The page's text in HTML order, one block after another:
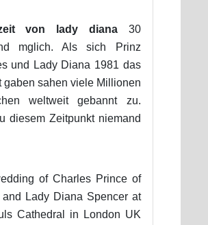
von lady diana30
mglich. Als sich Prinz
und Lady Diana 1981 das
gaben sahen viele Millionen
weltweit gebannt zu.
diesem Zeitpunkt niemand
of Charles Prince of
and Lady Diana Spencer at
Cathedral in London UK